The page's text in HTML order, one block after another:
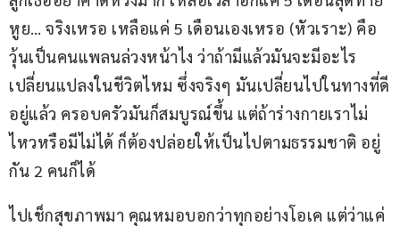
หูย… จริงเหรอ เหลือแค่ 5 เดือนเองเหรอ (หัวเราะ) คือ
วุ้นเป็นคนแพลนล่วงหน้าไง ว่าถ้ามีแล้วมันจะมีอะไร
เปลี่ยนแปลงในชีวิตไหม ซึ่งจริงๆ มันเปลี่ยนไปในทางที่ดี
อยู่แล้ว ครอบครัวมันก็สมบูรณ์ขึ้น แต่ถ้าร่างกายเราไม่
ไหวหรือมีไม่ได้ ก็ต้องปล่อยให้เป็นไปตามธรรมชาติ อยู่
กัน 2 คนก็ได้
ไปเช็กสุขภาพมา คุณหมอบอกว่าทุกอย่างโอเค แต่ว่าแค่